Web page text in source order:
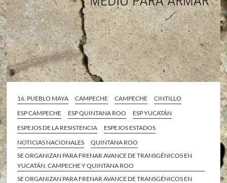
16. PUEBLO MAYA CAMPECHE CAMPECHE
CINTILLO
ESP CAMPECHE
ESP QUINTANA ROO
ESP YUCATÁN
ESPEJOS DE LA RESISTENCIA
ESPEJOS ESTADOS
NOTICIAS NACIONALES
QUINTANA ROO
SE ORGANIZAN PARA FRENAR AVANCE DE TRANSGÉNICOS EN
YUCATÁN, CAMPECHE Y QUINTANA ROO
SE ORGANIZAN PARA FRENAR AVANCE DE TRANSGÉNICOS EN